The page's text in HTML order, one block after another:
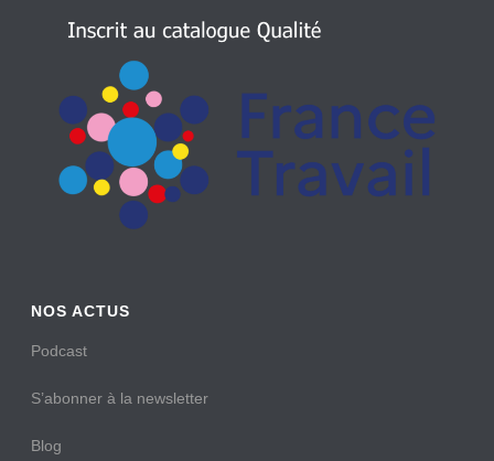
NOS ACTUS
Podcast
S’abonner à la newsletter
Blog